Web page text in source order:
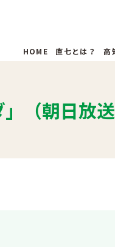
HOME 直七とは？ 高
（朝日放送